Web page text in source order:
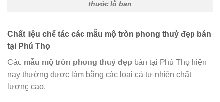
thước lỗ ban
Chất liệu chế tác các mẫu mộ tròn phong thuỷ đẹp bán
tại Phú Thọ
Các mẫu mộ tròn phong thuỷ đẹp bán tại Phú Thọ hiện
nay thường được làm bằng các loại đá tự nhiên chất
lượng cao.